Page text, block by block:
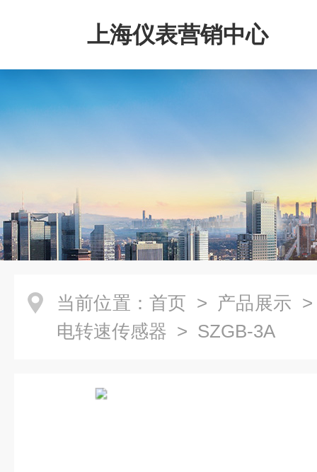
上海仪表营销中心
当前位置： 首页 > 产品展示
电转速传感器 > SZGB-3A